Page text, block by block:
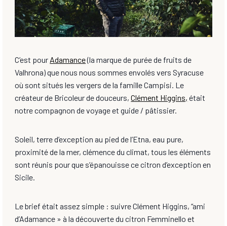
C’est pour Adamance(la marque de purée de fruits de
Valhrona) que nous nous sommes envolés vers Syracuse
où sont situés les vergers de la famille Campisi. Le
créateur de Bricoleur de douceurs,Clément Higgins, était
notre compagnon de voyage et guide / pâtissier.
Soleil, terre d’exception au pied de l’Etna, eau pure,
proximité de la mer, clémence du climat, tous les éléments
sont réunis pour que s’épanouisse ce citron d’exception en
Sicile.
Le brief était assez simple : suivre Clément Higgins, “ami
d’Adamance » à la découverte du citron Femminello et